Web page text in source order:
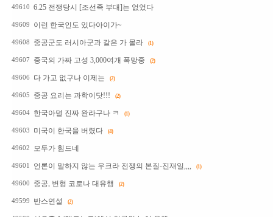
49610 6.25 전쟁당시 [조선족 부대]는 없었다
49609 이런 한국인도 있다아이가~
49608 중공군도 러시아군과 같은 가 몰라 (1)
49607 중국의 가짜 고성 3,000여개 폭망중 (2)
49606 다 가고 없구나 이제는 (2)
49605 중공 요리는 과학이닷!!! (2)
49604 한국아덜 진짜 완라구나 ㅋ (1)
49603 미국이 한국을 버렸다 (4)
49602 모두가 힘드네
49601 언론이 말하지 않는 우크라 전쟁의 본질-진재일,,,, (1)
49600 중공, 변형 코로나 대유행 (2)
49599 반스연설 (2)